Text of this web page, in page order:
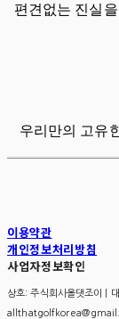
편견없는 진실
우리만의 고유
이용약관
개인정보처리방침
사업자정보확인
상호: 주식회사올댓조이 |